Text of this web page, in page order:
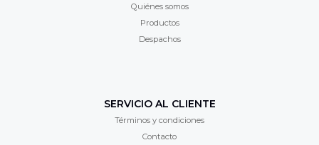
Quiénes somos
Productos
Despachos
SERVICIO AL CLIENTE
Términos y condiciones
Contacto